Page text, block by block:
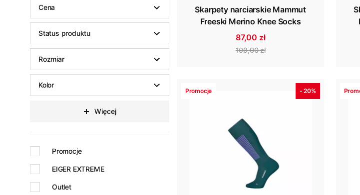
Cena
Status produktu
Rozmiar
Kolor
Więcej
Promocje
EIGER EXTREME
Outlet
Skarpety narciarskie Mammut
Freeski Merino Knee Socks
87,00 zł
109,00 zł
Promocje - 20%